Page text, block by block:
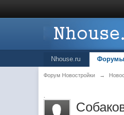
Nhouse.ru Форумы
Форум Новостройки →
.